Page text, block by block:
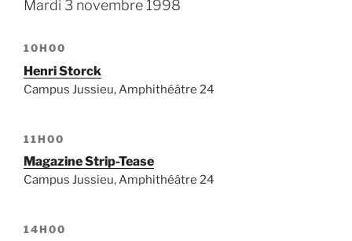
Mardi 3 novembre 1998
10H00
Henri Storck
Campus Jussieu, Amphithéâtre 24
11H00
Magazine Strip-Tease
Campus Jussieu, Amphithéâtre 24
14H00